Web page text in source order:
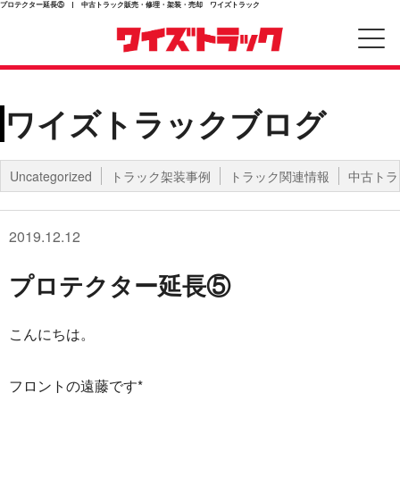
プロテクター延長⑤ | 中古トラック販売・修理・架装・売却 ワイズトラック
ワイズトラックブログ
Uncategorized トラック架装事例 トラック関連情報 中古ト
2019.12.12
プロテクター延長⑤
こんにちは。
フロントの遠藤です*